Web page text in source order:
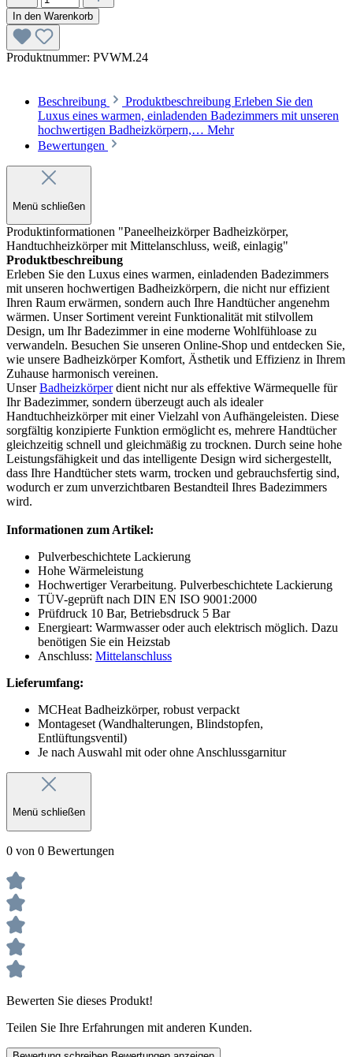
In den Warenkorb
Produktnummer: PVWM.24
Beschreibung
Produktbeschreibung Erleben Sie den
Luxus eines warmen, einladenden Badezimmers mit unseren
hochwertigen Badheizkörpern,… Mehr
Bewertungen
Menü schließen
Produktinformationen "Paneelheizkörper Badheizkörper,
Handtuchheizkörper mit Mittelanschluss, weiß, einlagig"
Produktbeschreibung
Erleben Sie den Luxus eines warmen, einladenden Badezimmers
mit unseren hochwertigen Badheizkörpern, die nicht nur effizient
Ihren Raum erwärmen, sondern auch Ihre Handtücher angenehm
wärmen. Unser Sortiment vereint Funktionalität mit stilvollem
Design, um Ihr Badezimmer in eine moderne Wohlfühloase zu
verwandeln. Besuchen Sie unseren Online-Shop und entdecken Sie,
wie unsere Badheizkörper Komfort, Ästhetik und Effizienz in Ihrem
Zuhause harmonisch vereinen.
UnserBadheizkörperdient nicht nur als effektive Wärmequelle für
Ihr Badezimmer, sondern überzeugt auch als idealer
Handtuchheizkörper mit einer Vielzahl von Aufhängeleisten. Diese
sorgfältig konzipierte Funktion ermöglicht es, mehrere Handtücher
gleichzeitig schnell und gleichmäßig zu trocknen. Durch seine hohe
Leistungsfähigkeit und das intelligente Design wird sichergestellt,
dass Ihre Handtücher stets warm, trocken und gebrauchsfertig sind,
wodurch er zum unverzichtbaren Bestandteil Ihres Badezimmers
wird.
Informationen zum Artikel:
Pulverbeschichtete Lackierung
Hohe Wärmeleistung
Hochwertiger Verarbeitung. Pulverbeschichtete Lackierung
TÜV-geprüft nach DIN EN ISO 9001:2000
Prüfdruck 10 Bar, Betriebsdruck 5 Bar
Energieart: Warmwasser oder auch elektrisch möglich. Dazu
benötigen Sie ein Heizstab
Anschluss: Mittelanschluss
Lieferumfang:
MCHeat Badheizkörper, robust verpackt
Montageset (Wandhalterungen, Blindstopfen,
Entlüftungsventil)
Je nach Auswahl mit oder ohne Anschlussgarnitur
Menü schließen
0 von 0 Bewertungen
Bewerten Sie dieses Produkt!
Teilen Sie Ihre Erfahrungen mit anderen Kunden.